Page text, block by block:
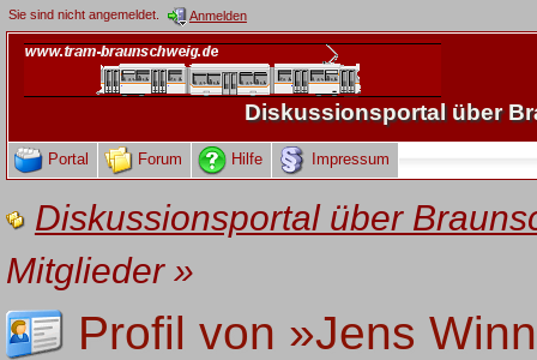
Sie sind nicht angemeldet. Anmelden
Diskussionsportal über
Portal Forum Hilfe Impressum
Diskussionsportal über
Mitglieder»
Profil von »Jens